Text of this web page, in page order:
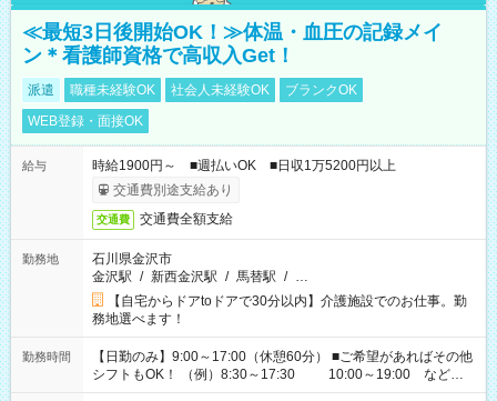
≪最短3日後開始OK！≫体温・血圧の記録メイ
ン＊看護師資格で高収入Get！
派遣 職種未経験OK 社会人未経験OK
ブランクOK
WEB登録・面接OK
給与
時給1900円～ ■週払いOK ■日収1万5200円以上
交通費別途支給あり
交通費 交通費全額支給
勤務地
石川県金沢市
金沢駅 / 新西金沢駅 / 馬替駅 / …
【自宅からドアtoドアで30分以内】介護施設でのお仕事。勤
務地選べます！
勤務時間
【日勤のみ】9:00～17:00（休憩60分） ■ご希望があればその他
シフトもOK！ （例）8:30～17:30 10:00～19:00 など
「家族とお休みを合わせたい」 「できれば残業はしたくない」